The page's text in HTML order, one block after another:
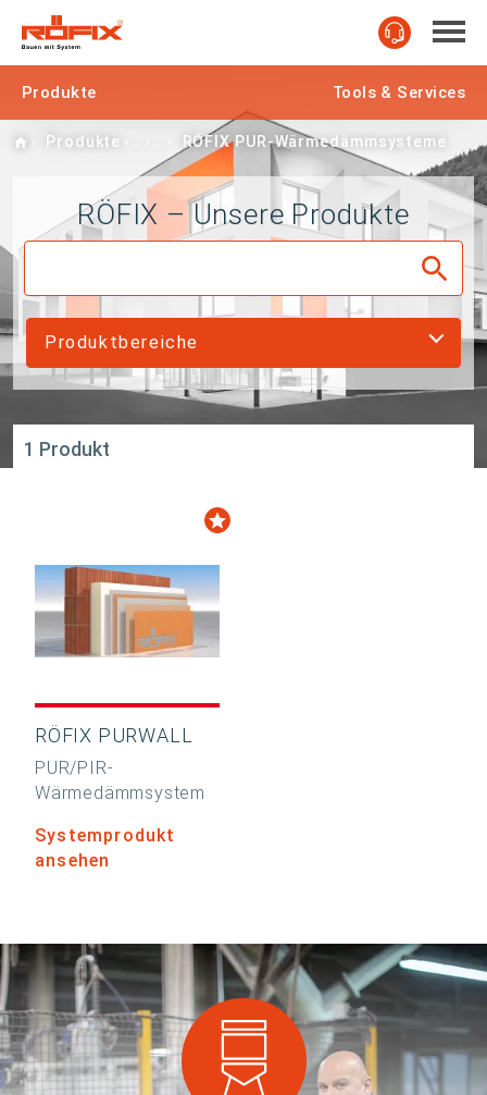
Produkte Tools & Services
Home
Produkte RÖFIX PUR-Wärmedämmsysteme
RÖFIX – Unsere Produkte
Produktbereiche
1 Produkt
RÖFIX PURWALL
PUR/PIR-
Wärmedämmsystem
Systemprodukt
ansehen